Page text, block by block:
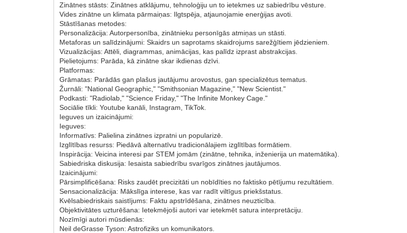
Zinātnes stāsts: Zinātnes atklājumu, tehnoloģiju un to ietekmes uz sabiedrību vēsture.
Vides zinātne un klimata pārmaiņas: Ilgtspēja, atjaunojamie enerģijas avoti.
Stāstīšanas metodes:
Personalizācija: Autorpersonība, zinātnieku personīgās atmiņas un stāsti.
Metaforas un salīdzinājumi: Skaidrs un saprotams skaidrojums sarežģītiem jēdzieniem.
Vizualizācijas: Attēli, diagrammas, animācijas, kas palīdz izprast abstrakcijas.
Pielietojums: Parāda, kā zinātne skar ikdienas dzīvi.
Platformas:
Grāmatas: Parādās gan plašus jautājumu arovostus, gan specializētus tematus.
Žurnāli: "National Geographic," "Smithsonian Magazine," "New Scientist."
Podkasti: "Radiolab," "Science Friday," "The Infinite Monkey Cage."
Sociālie tīkli: Youtube kanāli, Instagram, TikTok.
Ieguves un izaicinājumi:
Ieguves:
Informatīvs: Palielina zinātnes izpratni un popularizē.
Izglītības resurss: Piedāvā alternatīvu tradicionālajiem izglītības formātiem.
Inspirācija: Veicina interesi par STEM jomām (zinātne, tehnika, inženierija un matemātika).
Sabiedriska diskusija: Iesaista sabiedrību svarīgos zinātnes jautājumos.
Izaicinājumi:
Pārsimplificēšana: Risks zaudēt precizitāti un nobīdīties no faktisko pētījumu rezultātiem.
Sensacionalizācija: Mākslīga interese, kas var radīt viltīgus priekšstatus.
Kvēlsabiedriskais saistījums: Faktu apstrīdēšana, zinātnes neuzticība.
Objektivitātes uzturēšana: Ietekmējoši autori var ietekmēt satura interpretāciju.
Nozīmīgi autori mūsdienās:
Neil deGrasse Tyson: Astrofiziks un komunikators.